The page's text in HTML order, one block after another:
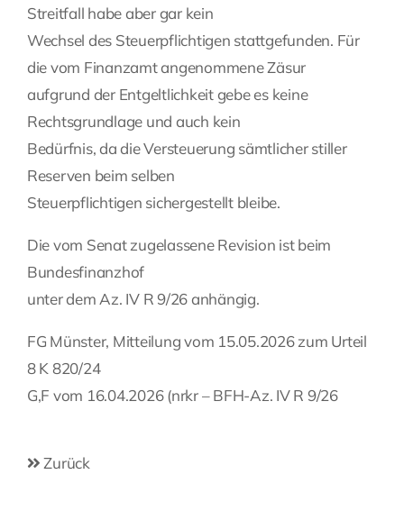
Streitfall habe aber gar kein
Wechsel des Steuerpflichtigen stattgefunden. Für
die vom Finanzamt angenommene Zäsur
aufgrund der Entgeltlichkeit gebe es keine
Rechtsgrundlage und auch kein
Bedürfnis, da die Versteuerung sämtlicher stiller
Reserven beim selben
Steuerpflichtigen sichergestellt bleibe.
Die vom Senat zugelassene Revision ist beim
Bundesfinanzhof
unter dem Az. IV R 9/26 anhängig.
FG Münster, Mitteilung vom 15.05.2026 zum Urteil
8 K 820/24
G,F vom 16.04.2026 (nrkr – BFH-Az. IV R 9/26
Zurück